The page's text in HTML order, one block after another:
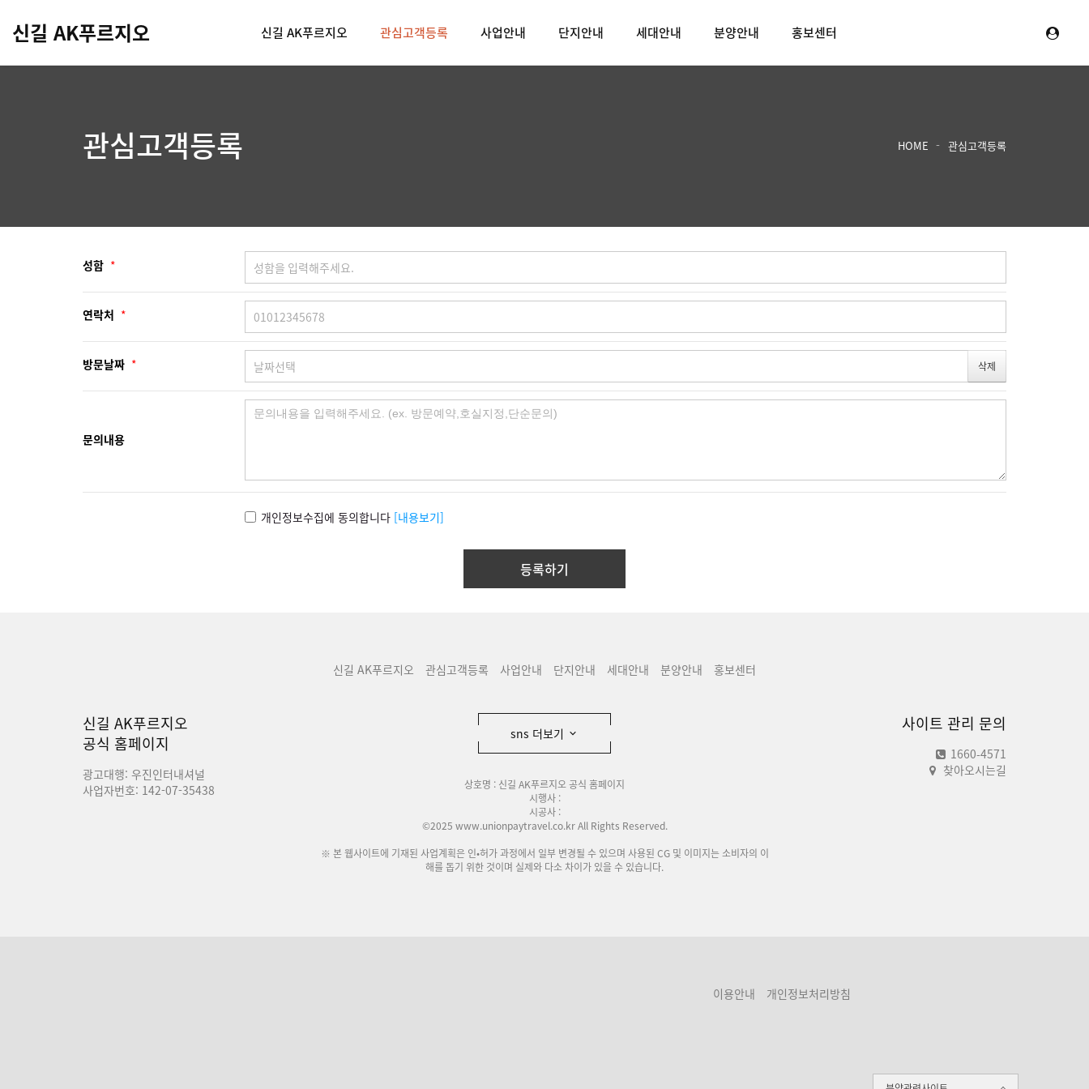
신길 AK푸르지오 신길 AK푸르지오 관심고객등록 사업안내 단지안내 세대안내 분양안내 홍보센터
관심고객등록 HOME 관심고객등록
성함 *
연락처 *
방문날짜 *
문의내용
개인정보수집에 동의합니다 [내용보기]
신길 AK푸르지오 관심고객등록 사업안내 단지안내 세대안내 분양안내 홍보센터
신길 AK푸르지오
공식 홈페이지
광고대행: 우진인터내셔널
사업자번호: 142-07-35438
사이트 관리 문의
1660-4571
찾아오시는길
sns 더보기
상호명 : 신길 AK푸르지오 공식 홈페이지
시행사 :
시공사 :
©2025 www.unionpaytravel.co.kr All Rights Reserved.
※ 본 웹사이트에 기재된 사업계획은 인•허가 과정에서 일부 변경될 수 있으며 사용된 CG 및 이미지는 소비자의 이
해를 돕기 위한 것이며 실제와 다소 차이가 있을 수 있습니다.
이용안내 개인정보처리방침